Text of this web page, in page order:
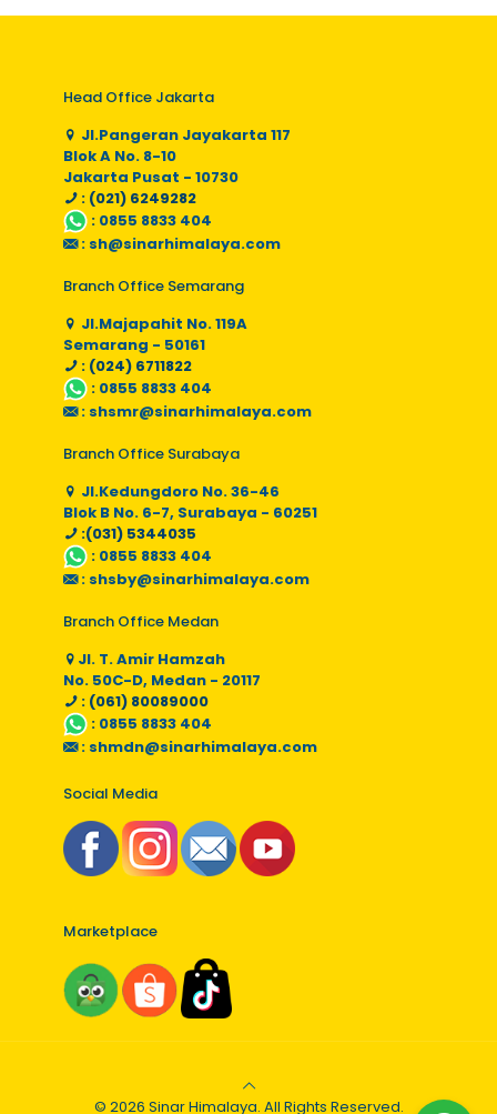
Head Office Jakarta
Jl.Pangeran Jayakarta 117
Blok A No. 8-10
Jakarta Pusat - 10730
: (021) 6249282
: 0855 8833 404
: sh@sinarhimalaya.com
Branch Office Semarang
Jl.Majapahit No. 119A
Semarang - 50161
: (024) 6711822
: 0855 8833 404
: shsmr@sinarhimalaya.com
Branch Office Surabaya
Jl.Kedungdoro No. 36-46
Blok B No. 6-7, Surabaya - 60251
:(031) 5344035
: 0855 8833 404
: shsby@sinarhimalaya.com
Branch Office Medan
Jl. T. Amir Hamzah
No. 50C-D, Medan - 20117
: (061) 80089000
: 0855 8833 404
: shmdn@sinarhimalaya.com
Social Media
Marketplace
© 2026 Sinar Himalaya. All Rights Reserved.